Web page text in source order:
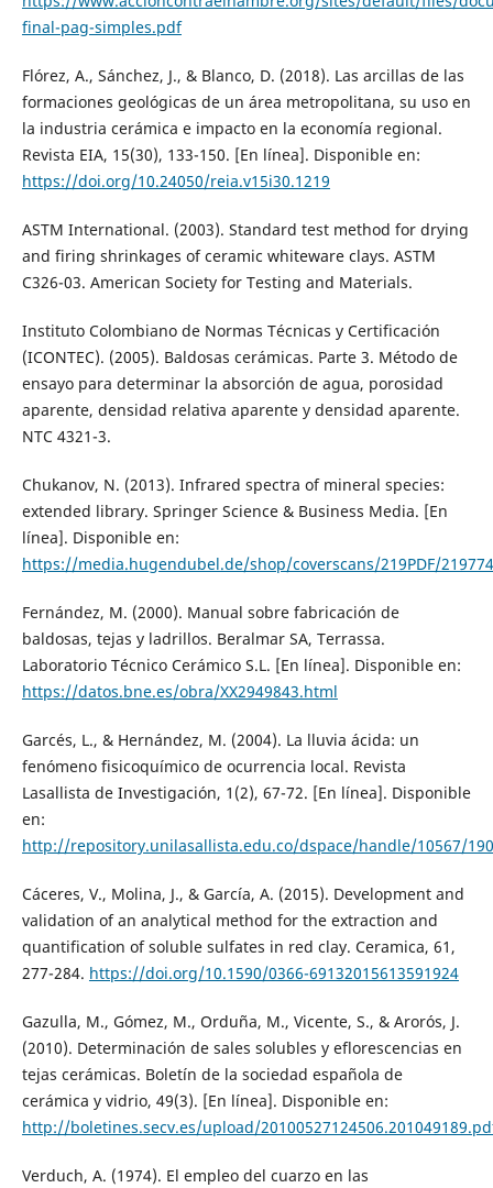
final-pag-simples.pdf
Flórez, A., Sánchez, J., & Blanco, D. (2018). Las arcillas de las
formaciones geológicas de un área metropolitana, su uso en
la industria cerámica e impacto en la economía regional.
Revista EIA, 15(30), 133-150. [En línea]. Disponible en:
https://doi.org/10.24050/reia.v15i30.1219
ASTM International. (2003). Standard test method for drying
and firing shrinkages of ceramic whiteware clays. ASTM
C326-03. American Society for Testing and Materials.
Instituto Colombiano de Normas Técnicas y Certificación
(ICONTEC). (2005). Baldosas cerámicas. Parte 3. Método de
ensayo para determinar la absorción de agua, porosidad
aparente, densidad relativa aparente y densidad aparente.
NTC 4321-3.
Chukanov, N. (2013). Infrared spectra of mineral species:
extended library. Springer Science & Business Media. [En
línea]. Disponible en:
https://media.hugendubel.de/shop/coverscans/219PDF/
Fernández, M. (2000). Manual sobre fabricación de
baldosas, tejas y ladrillos. Beralmar SA, Terrassa.
Laboratorio Técnico Cerámico S.L. [En línea]. Disponible en:
https://datos.bne.es/obra/XX2949843.html
Garcés, L., & Hernández, M. (2004). La lluvia ácida: un
fenómeno fisicoquímico de ocurrencia local. Revista
Lasallista de Investigación, 1(2), 67-72. [En línea]. Disponible
en:
http://repository.unilasallista.edu.co/dspace/handle/10567/190
Cáceres, V., Molina, J., & García, A. (2015). Development and
validation of an analytical method for the extraction and
quantification of soluble sulfates in red clay. Ceramica, 61,
277-284. https://doi.org/10.1590/0366-69132015613591924
Gazulla, M., Gómez, M., Orduña, M., Vicente, S., & Arorós, J.
(2010). Determinación de sales solubles y eflorescencias en
tejas cerámicas. Boletín de la sociedad española de
cerámica y vidrio, 49(3). [En línea]. Disponible en:
http://boletines.secv.es/upload/
Verduch, A. (1974). El empleo del cuarzo en las